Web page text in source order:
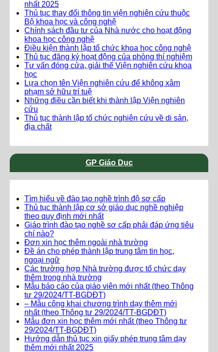
nhất 2025
Thủ tục thay đổi thông tin viện nghiên cứu thuộc
Bộ khoa học và công nghệ
Chính sách đầu tư của Nhà nước cho hoạt động
khoa học công nghệ
Điều kiện thành lập tổ chức khoa học công nghệ
Thủ tục đăng ký hoạt động của phòng thí nghiệm
Tư vấn đóng cửa, giải thể Viện nghiên cứu khoa
học
Lựa chọn tên Viện nghiên cứu để không xâm
phạm sở hữu trí tuệ
Những điều cần biết khi thành lập Viện nghiên
cứu
Thủ tục thành lập tổ chức nghiên cứu về di sản,
địa chất
GP Giáo Dục
Tìm hiểu về đào tạo nghề trình độ sơ cấp
Thủ tục thành lập cơ sở giáo dục nghề nghiệp
theo quy định mới nhất
Giáo trình đào tạo nghề sơ cấp phải đáp ứng tiêu
chí nào?
Đơn xin học thêm ngoài nhà trường
Đề án cho phép thành lập trung tâm tin học,
ngoại ngữ
Các trường hợp Nhà trường được tổ chức dạy
thêm trong nhà trường
Mẫu báo cáo của giáo viên mới nhất (theo Thông
tư 29/2024/TT-BGDĐT)
– Mẫu công khai chương trình dạy thêm mới
nhất (theo Thông tư 29/2024/TT-BGDĐT)
Mẫu đơn xin học thêm mới nhất (theo Thông tư
29/2024/TT-BGDĐT)
Hướng dẫn thủ tục xin giấy phép trung tâm dạy
thêm mới nhất 2025